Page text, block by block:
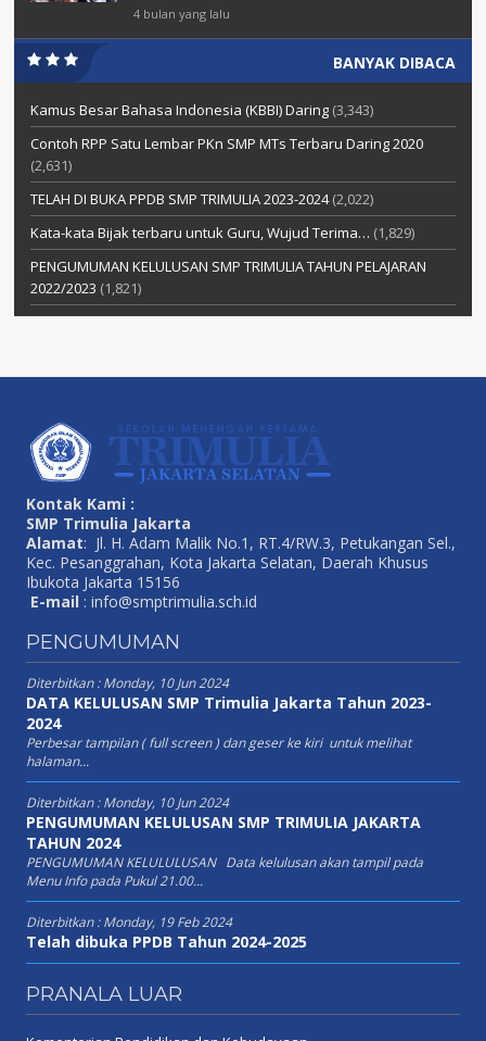
4 bulan yang lalu
BANYAK DIBACA
Kamus Besar Bahasa Indonesia (KBBI) Daring (3,343)
Contoh RPP Satu Lembar PKn SMP MTs Terbaru Daring 2020
(2,631)
TELAH DI BUKA PPDB SMP TRIMULIA 2023-2024 (2,022)
Kata-kata Bijak terbaru untuk Guru, Wujud Terima… (1,829)
PENGUMUMAN KELULUSAN SMP TRIMULIA TAHUN PELAJARAN
2022/2023 (1,821)
Kontak Kami :
SMP Trimulia Jakarta
Alamat: Jl. H. Adam Malik No.1, RT.4/RW.3, Petukangan Sel.,
Kec. Pesanggrahan, Kota Jakarta Selatan, Daerah Khusus
Ibukota Jakarta 15156
E-mail : info@smptrimulia.sch.id
PENGUMUMAN
Diterbitkan :Monday, 10 Jun 2024
DATA KELULUSAN SMP Trimulia Jakarta Tahun 2023-
2024
Perbesar tampilan ( full screen ) dan geser ke kiri untuk melihat
halaman...
Diterbitkan :Monday, 10 Jun 2024
PENGUMUMAN KELULUSAN SMP TRIMULIA JAKARTA
TAHUN 2024
PENGUMUMAN KELULULUSAN Data kelulusan akan tampil pada
Menu Info pada Pukul 21.00...
Diterbitkan :Monday, 19 Feb 2024
Telah dibuka PPDB Tahun 2024-2025
PRANALA LUAR